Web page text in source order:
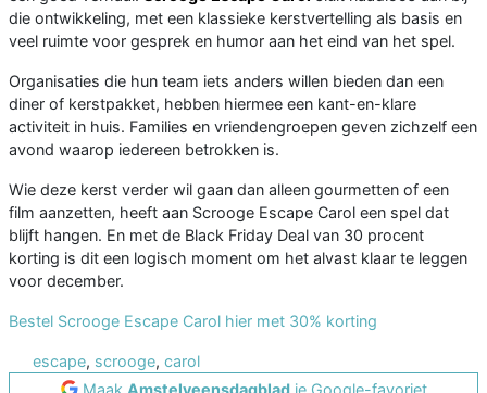
die ontwikkeling, met een klassieke kerstvertelling als basis en
veel ruimte voor gesprek en humor aan het eind van het spel.
Organisaties die hun team iets anders willen bieden dan een
diner of kerstpakket, hebben hiermee een kant-en-klare
activiteit in huis. Families en vriendengroepen geven zichzelf een
avond waarop iedereen betrokken is.
Wie deze kerst verder wil gaan dan alleen gourmetten of een
film aanzetten, heeft aan Scrooge Escape Carol een spel dat
blijft hangen. En met de Black Friday Deal van 30 procent
korting is dit een logisch moment om het alvast klaar te leggen
voor december.
Bestel Scrooge Escape Carol hier met 30% korting
escape, scrooge, carol
Maak Amstelveensdagbladje Google-favoriet